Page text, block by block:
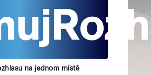
na jednom místě